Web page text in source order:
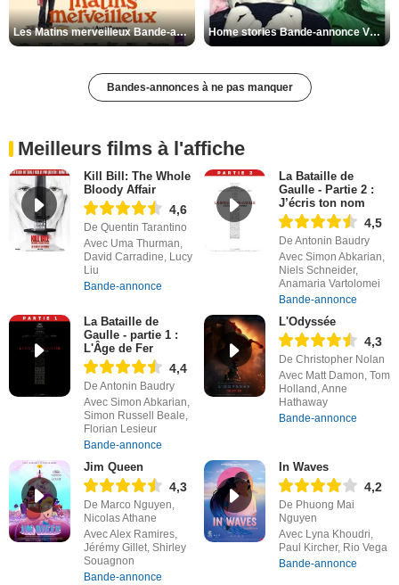
Les Matins merveilleux Bande-annonce VF Home stories Bande-annonce VO STFR
Bandes-annonces à ne pas manquer
Meilleurs films à l'affiche
Kill Bill: The Whole
Bloody Affair
4,6
De Quentin Tarantino
Avec Uma Thurman,
David Carradine, Lucy
Liu
Bande-annonce
La Bataille de
Gaulle - Partie 2 :
J’écris ton nom
4,5
De Antonin Baudry
Avec Simon Abkarian,
Niels Schneider,
Anamaria Vartolomei
Bande-annonce
La Bataille de
Gaulle - partie 1 :
L'Âge de Fer
4,4
De Antonin Baudry
Avec Simon Abkarian,
Simon Russell Beale,
Florian Lesieur
Bande-annonce
L'Odyssée
4,3
De Christopher Nolan
Avec Matt Damon, Tom
Holland, Anne
Hathaway
Bande-annonce
Jim Queen
4,3
De Marco Nguyen,
Nicolas Athane
Avec Alex Ramires,
Jérémy Gillet, Shirley
Souagnon
Bande-annonce
In Waves
4,2
De Phuong Mai
Nguyen
Avec Lyna Khoudri,
Paul Kircher, Rio Vega
Bande-annonce